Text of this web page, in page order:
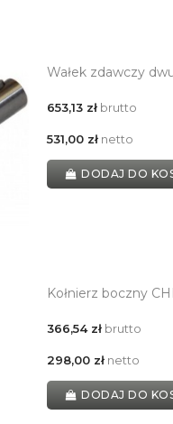
Wałek zdawczy
653,13 złbrutto
531,00 złnetto
DODAJ DO
Kołnierz boczny
366,54 złbrutto
298,00 złnetto
DODAJ DO